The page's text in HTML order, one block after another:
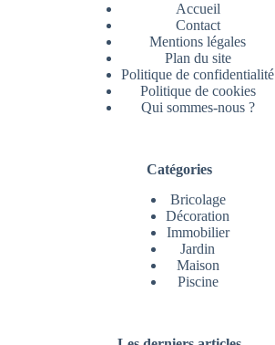
Accueil
Contact
Mentions légales
Plan du site
Politique de confidentialité
Politique de cookies
Qui sommes-nous ?
Catégories
Bricolage
Décoration
Immobilier
Jardin
Maison
Piscine